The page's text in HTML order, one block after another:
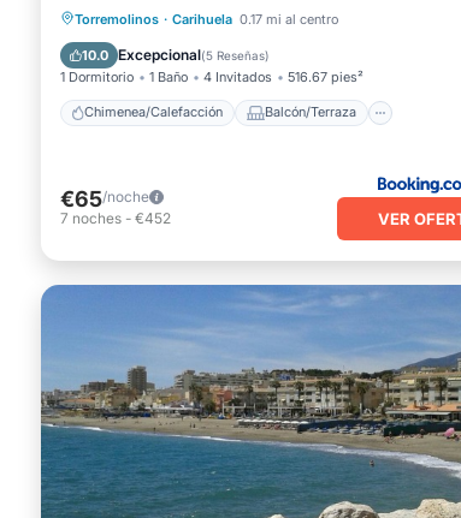
Torremolinos · Carihuela 0.17 mi al centro
10.0 Excepcional(5 Reseñas)
1 Dormitorio 1 Baño 4 Invitados 516.67 pies²
Chimenea/Calefacción Balcón/Terraza
Chimenea/Calefacción
Balcón/Terraza
Vistas
Aparcamiento
€65/noche
7 noches - €452 VER